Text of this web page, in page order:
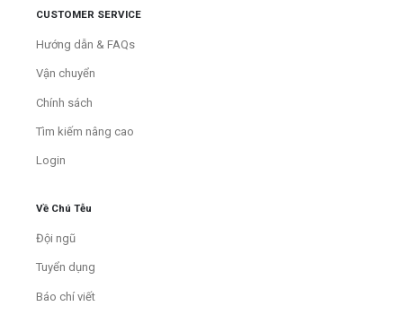
CUSTOMER SERVICE
Hướng dẫn & FAQs
Vận chuyển
Chính sách
Tìm kiếm nâng cao
Login
Về Chú Tễu
Đội ngũ
Tuyển dụng
Báo chí viết